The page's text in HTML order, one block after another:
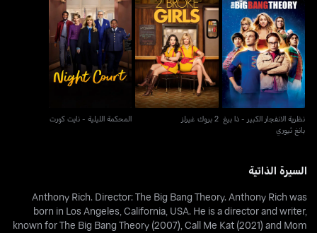
نظرية الانفجار الكبير - ذا
بيغ بانغ ثيوري
نظرية الانفجار الكبير - ذا بيغ
بانغ ثيوري
2 بروك غيرلز
2 بروك غيرلز
المحكمة الليلية - نايت كورت
المحكمة الليلية - نايت كورت
السيرة الذاتية
Anthony Rich. Director: The Big Bang Theory. Anthony Rich was
born in Los Angeles, California, USA. He is a director and writer,
known for The Big Bang Theory (2007), Call Me Kat (2021) and Mom